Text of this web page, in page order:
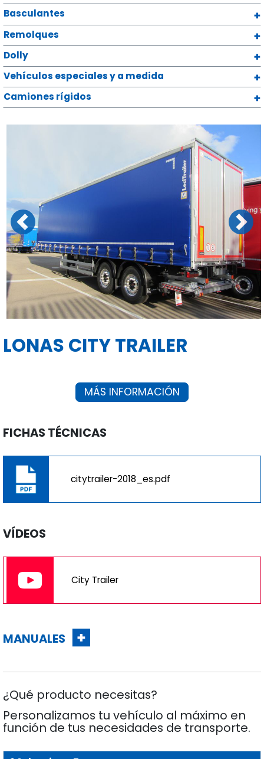
Basculantes
Remolques
Dolly
Vehículos especiales y a medida
Camiones rígidos
Previous Next
LONAS CITY TRAILER
MÁS INFORMACIÓN
FICHAS TÉCNICAS
citytrailer-2018_es.pdf
VÍDEOS
City Trailer
MANUALES
¿Qué producto necesitas?
Personalizamos tu vehículo al máximo en
función de tus necesidades de transporte.